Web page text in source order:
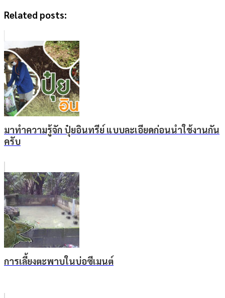
Related posts:
มาทำความรู้จัก ปุ๋ยอินทรีย์ แบบละเอียดก่อนนำใช้งานกัน
ครับ
การเลี้ยงตะพาบในบ่อซีเมนต์